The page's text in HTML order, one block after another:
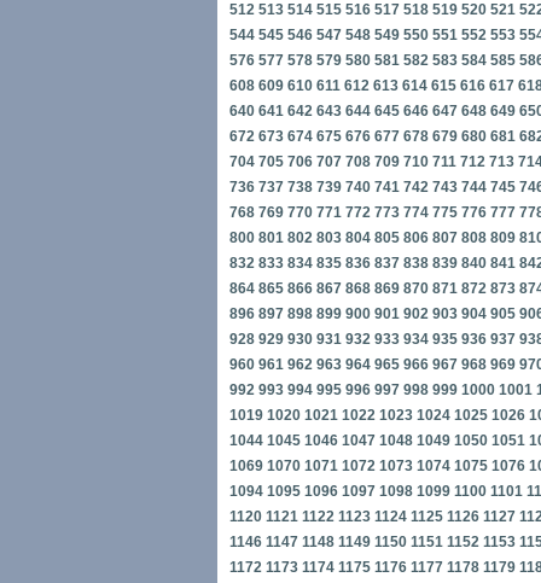
512 513 514 515 516 517 518 519 520 521
544 545 546 547 548 549 550 551 552 553
576 577 578 579 580 581 582 583 584 585
608 609 610 611 612 613 614 615 616 617
640 641 642 643 644 645 646 647 648 649
672 673 674 675 676 677 678 679 680 681
704 705 706 707 708 709 710 711 712 713
736 737 738 739 740 741 742 743 744 745
768 769 770 771 772 773 774 775 776 777
800 801 802 803 804 805 806 807 808 809
832 833 834 835 836 837 838 839 840 841
864 865 866 867 868 869 870 871 872 873
896 897 898 899 900 901 902 903 904 905
928 929 930 931 932 933 934 935 936 937
960 961 962 963 964 965 966 967 968 969
992 993 994 995 996 997 998 999 1000 1001
1019 1020 1021 1022 1023 1024 1025 1026
1044 1045 1046 1047 1048 1049 1050 1051
1069 1070 1071 1072 1073 1074 1075 1076
1094 1095 1096 1097 1098 1099 1100 1101
1120 1121 1122 1123 1124 1125 1126 1127
1146 1147 1148 1149 1150 1151 1152 1153
1172 1173 1174 1175 1176 1177 1178 1179